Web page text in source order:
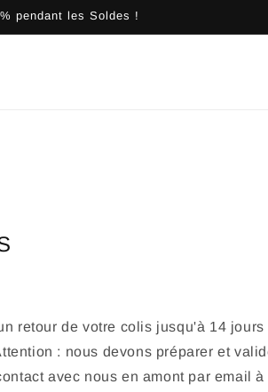
pendant les Soldes !
retour de votre colis jusqu'à 14 jours
: nous devons préparer et
avec nous en amont par email